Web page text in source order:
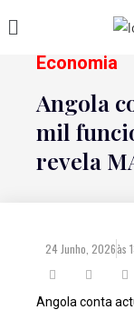
Economia
Angola
mil
revela
24 Junho, 2026às
Angola conta